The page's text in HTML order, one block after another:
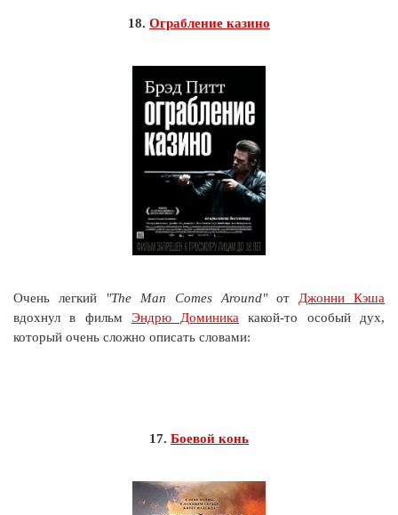
18. Ограбление казино
Очень легкий "The Man Comes Around"от Джонни Кэша
вдохнул в фильм Эндрю Доминика какой-то особый дух,
который очень сложно описать словами:
17. Боевой конь